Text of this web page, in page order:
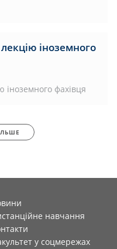
іноземного
іноземного фахівця
навчання
у соцмережах